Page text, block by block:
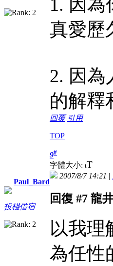
1. 因
真愛歷
2. 因為
的解釋
回覆 引用
TOP
Paul_Bard
投棧借宿
9#
字體大小: tT
2007/8/7 14:21 |
回復 #7 龍
以我理
為任性